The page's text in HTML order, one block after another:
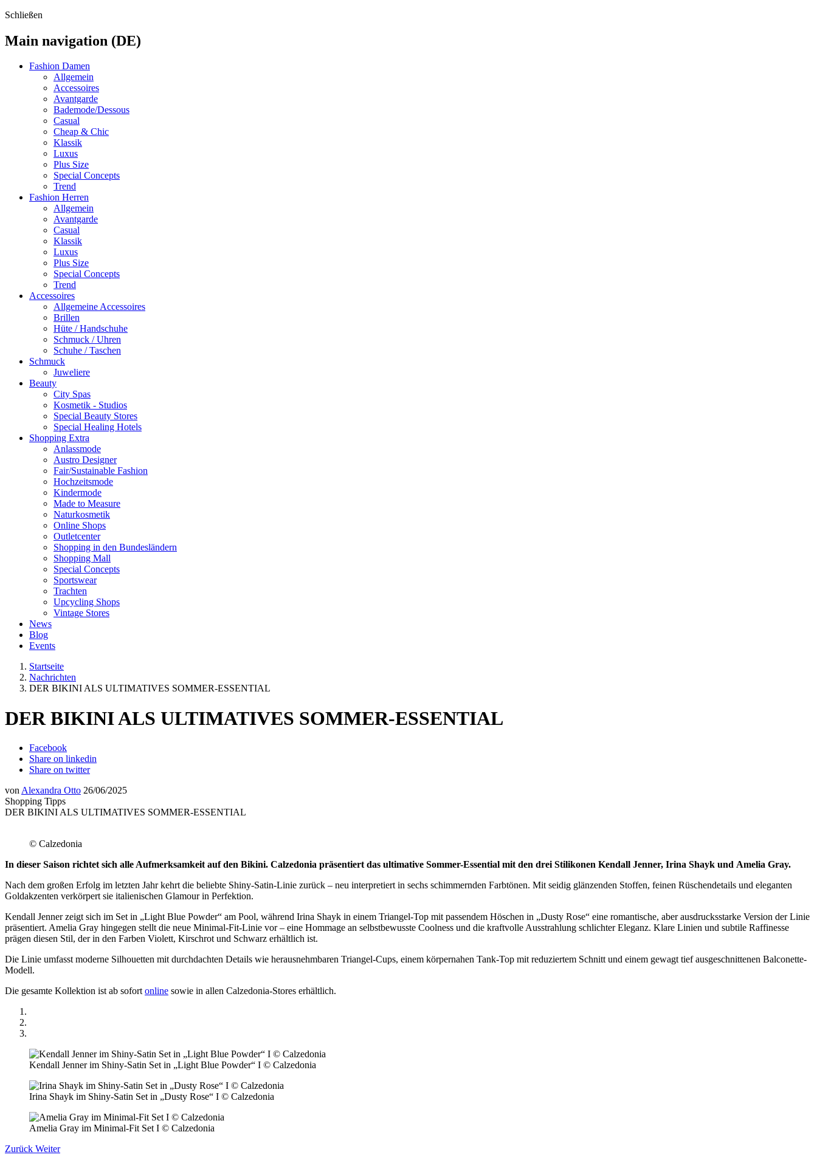
Schließen
Main navigation (DE)
Fashion Damen
Allgemein
Accessoires
Avantgarde
Bademode/Dessous
Casual
Cheap & Chic
Klassik
Luxus
Plus Size
Special Concepts
Trend
Fashion Herren
Allgemein
Avantgarde
Casual
Klassik
Luxus
Plus Size
Special Concepts
Trend
Accessoires
Allgemeine Accessoires
Brillen
Hüte / Handschuhe
Schmuck / Uhren
Schuhe / Taschen
Schmuck
Juweliere
Beauty
City Spas
Kosmetik - Studios
Special Beauty Stores
Special Healing Hotels
Shopping Extra
Anlassmode
Austro Designer
Fair/Sustainable Fashion
Hochzeitsmode
Kindermode
Made to Measure
Naturkosmetik
Online Shops
Outletcenter
Shopping in den Bundesländern
Shopping Mall
Special Concepts
Sportswear
Trachten
Upcycling Shops
Vintage Stores
News
Blog
Events
Startseite
Nachrichten
DER BIKINI ALS ULTIMATIVES SOMMER-ESSENTIAL
DER BIKINI ALS ULTIMATIVES SOMMER-ESSENTIAL
Facebook
Share on linkedin
Share on twitter
von Alexandra Otto 26/06/2025
Shopping Tipps
DER BIKINI ALS ULTIMATIVES SOMMER-ESSENTIAL
© Calzedonia
In dieser Saison richtet sich alle Aufmerksamkeit auf den Bikini. Calzedonia präsentiert das ultimative Sommer-Essential mit den drei Stilikonen Kendall Jenner, Irina Shayk und Amelia Gray.
Nach dem großen Erfolg im letzten Jahr kehrt die beliebte Shiny-Satin-Linie zurück – neu interpretiert in sechs schimmernden Farbtönen. Mit seidig glänzenden Stoffen, feinen Rüschendetails und eleganten
Goldakzenten verkörpert sie italienischen Glamour in Perfektion.
Kendall Jenner zeigt sich im Set in „Light Blue Powder“ am Pool, während Irina Shayk in einem Triangel-Top mit passendem Höschen in „Dusty Rose“ eine romantische, aber ausdrucksstarke Version der Linie
präsentiert. Amelia Gray hingegen stellt die neue Minimal-Fit-Linie vor – eine Hommage an selbstbewusste Coolness und die kraftvolle Ausstrahlung schlichter Eleganz. Klare Linien und subtile Raffinesse
prägen diesen Stil, der in den Farben Violett, Kirschrot und Schwarz erhältlich ist.
Die Linie umfasst moderne Silhouetten mit durchdachten Details wie herausnehmbaren Triangel-Cups, einem körpernahen Tank-Top mit reduziertem Schnitt und einem gewagt tief ausgeschnittenen Balconette-
Modell.
Die gesamte Kollektion ist ab sofort online sowie in allen Calzedonia-Stores erhältlich.
Kendall Jenner im Shiny-Satin Set in „Light Blue Powder“ I © Calzedonia
Irina Shayk im Shiny-Satin Set in „Dusty Rose“ I © Calzedonia
Amelia Gray im Minimal-Fit Set I © Calzedonia
Zurück Weiter